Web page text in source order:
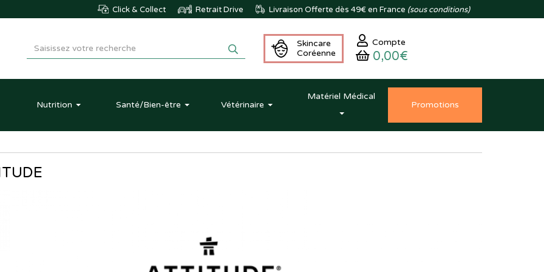
Click & Collect Retrait Drive Livraison Offerte dès 49€ en France (sous conditions)
Skincare
Coréenne
Compte
0,00€
Nutrition Santé/Bien-être Vétérinaire
Matériel Médical
Promotions